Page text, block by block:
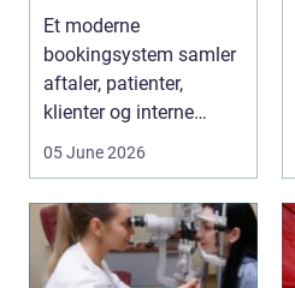
arbejdsgange
Et moderne
bookingsystem samler
aftaler, patienter,
klienter og interne
arbejdsgange ét sted. I
05 June 2026